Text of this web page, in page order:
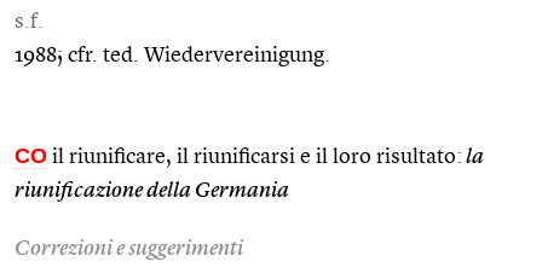
s.f.
1988; cfr. ted. Wiedervereinigung.
CO il riunificare, il riunificarsi e il loro risultato: la
riunificazione della Germania
Correzioni e suggerimenti